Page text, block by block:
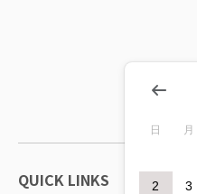
QUICK LINKS
日 月
2
3